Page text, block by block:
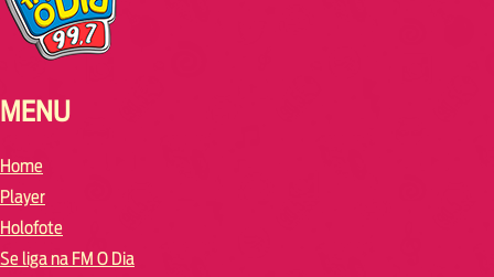
MENU
Home
Player
Holofote
Se liga na FM O Dia